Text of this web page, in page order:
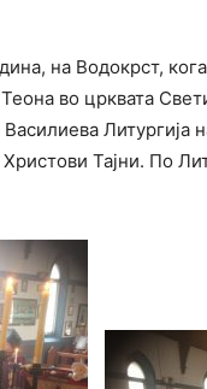
на Водокрст,
во црквата
Литургија
Тајни. По